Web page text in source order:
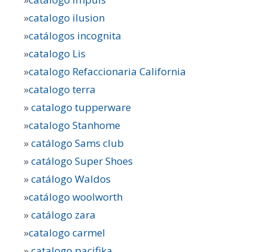
»catalogo ilusion
»catálogos incognita
»catalogo Lis
»catalogo Refaccionaria California
»catalogo terra
»catalogo tupperware
»catalogo Stanhome
»catálogo Sams club
»catálogo Super Shoes
»catálogo Waldos
»catálogo woolworth
»catálogo zara
»catalogo carmel